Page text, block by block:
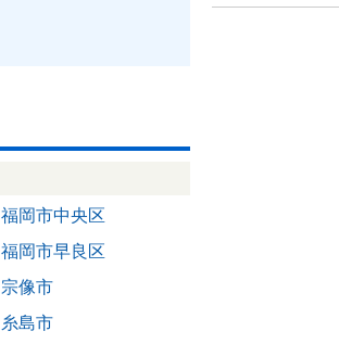
福岡市中央区
福岡市早良区
宗像市
糸島市